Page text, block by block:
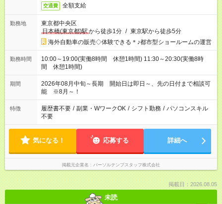
交通費 全額支給
勤務地
東京都中央区
日本橋(東京都)駅から徒歩1分 / 東京駅から徒歩5分
海外自動車の販売◇体験できる＊♪都市型ショールームの運営
勤務時間
10:00～19:00(実働8時間 休憩1時間) 11:30～20:30(実働8時
間 休憩1時間)
期間
2026年08月中旬～長期 開始日は即日～、先の日付まで相談可
能 ※8月～！
特徴 履歴書不要 / 副業・WワークOK / シフト勤務 / パソコンスキル
不要
気になる！ 応募する 詳細へ
掲載元企業名 パーソルテンプスタッフ株式会社
掲載日：2026.08.05
未読